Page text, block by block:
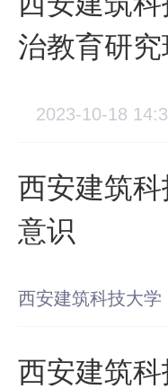
治教育研
2023-10-18
西安建筑
意识
西安建筑科技大学
西安建筑